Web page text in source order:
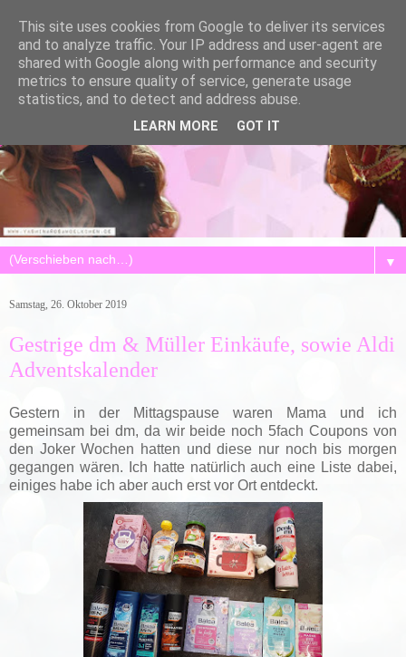
▼
Samstag, 26. Oktober 2019
Gestrige dm & Müller Einkäufe, sowie Aldi
Adventskalender
Gestern in der Mittagspause waren Mama und ich
gemeinsam bei dm, da wir beide noch 5fach Coupons von
den Joker Wochen hatten und diese nur noch bis morgen
gegangen wären. Ich hatte natürlich auch eine Liste dabei,
einiges habe ich aber auch erst vor Ort entdeckt.
This site uses cookies from Google to deliver its services
and to analyze traffic. Your IP address and user-agent are
shared with Google along with performance and security
metrics to ensure quality of service, generate usage
statistics, and to detect and address abuse.
LEARN MORE GOT IT